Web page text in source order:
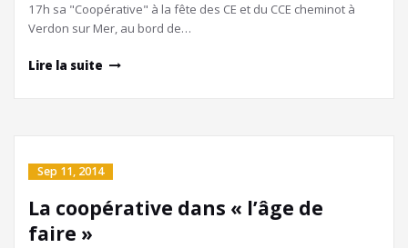
17h sa "Coopérative" à la fête des CE et du CCE cheminot à
Verdon sur Mer, au bord de…
Lire la suite
Sep 11, 2014
La coopérative dans « l’âge de
faire »